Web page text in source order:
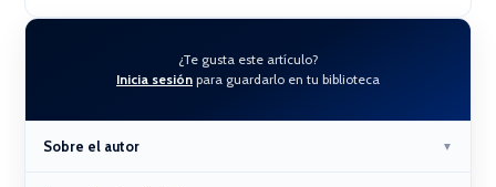
¿Te gusta este artículo?
Inicia sesión para guardarlo en tu biblioteca
Sobre el autor ▼